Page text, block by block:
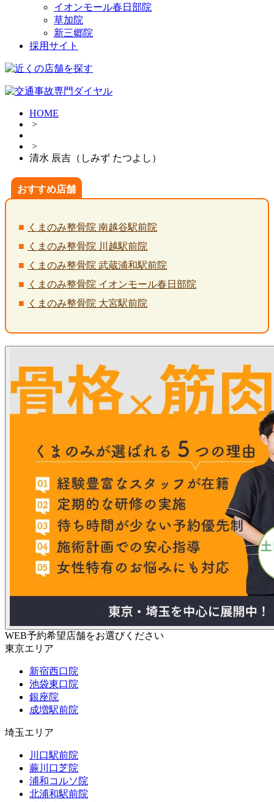
イオンモール春日部院
草加院
新三郷院
採用サイト
HOME
>
>
清水 辰吉（しみず たつよし）
おすすめ店舗
くまのみ整骨院 南越谷駅前院
くまのみ整骨院 川越駅前院
くまのみ整骨院 武蔵浦和駅前院
くまのみ整骨院 イオンモール春日部院
くまのみ整骨院 大宮駅前院
WEB予約希望店舗をお選びください
東京エリア
新宿西口院
池袋東口院
銀座院
成増駅前院
埼玉エリア
川口駅前院
蕨川口芝院
浦和コルソ院
北浦和駅前院